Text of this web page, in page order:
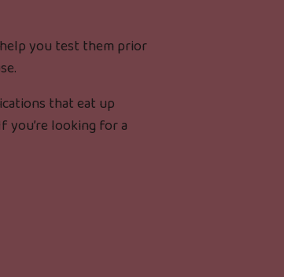
you test them prior
that eat up
you’re looking for a